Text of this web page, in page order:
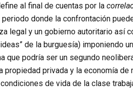
al final de cuentas por la
donde la confrontación
legal y un gobierno autoritario así
de la burguesía) imponiendo
que podría ser un segundo
propiedad privada y la economía
de vida de la clase